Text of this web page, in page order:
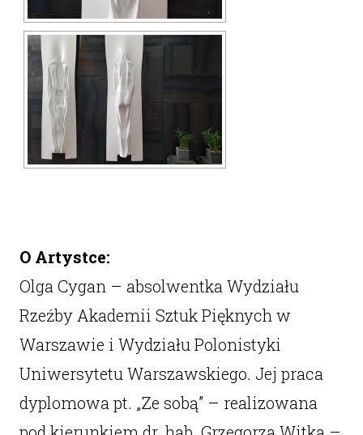
O Artystce:
Olga Cygan – absolwentka Wydziału
Rzeźby Akademii Sztuk Pięknych w
Warszawie i Wydziału Polonistyki
Uniwersytetu Warszawskiego. Jej praca
dyplomowa pt. „Ze sobą” – realizowana